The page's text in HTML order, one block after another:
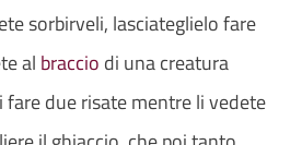
sorbirveli, lasciateglielo fare
al braccio di una creatura
fare due risate mentre li vedete